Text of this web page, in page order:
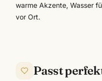
warme Akzente, Wasser
vor Ort.
Passt